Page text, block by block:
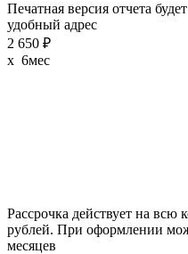
Печатная версия отчета
удобный адрес
2 650 ₽
x 6мес
Рассрочка действует на всю
рублей. При оформлении
месяцев